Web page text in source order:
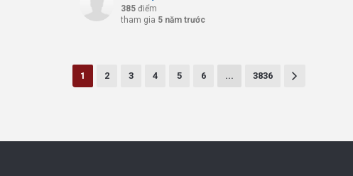
385 điểm
tham gia 5 năm trước
1 2 3 4 5 6 ... 3836